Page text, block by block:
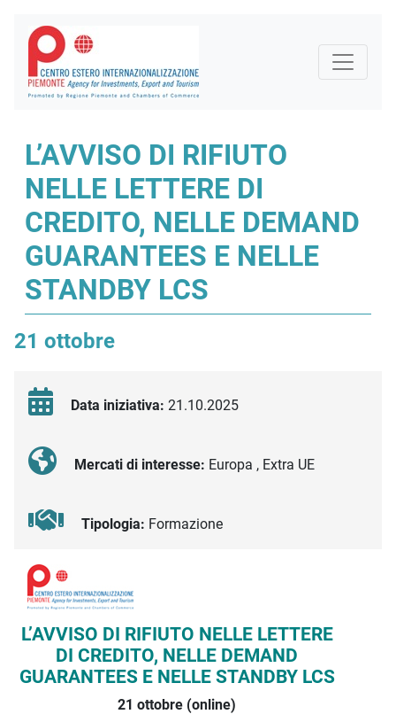
L’AVVISO DI RIFIUTO
NELLE LETTERE DI
CREDITO, NELLE DEMAND
GUARANTEES E NELLE
STANDBY LCS
21 ottobre
Data iniziativa: 21.10.2025
Mercati di interesse: Europa , Extra UE
Tipologia: Formazione
Descrizione iniziativa
L’AVVISO DI RIFIUTO NELLE LETTERE
DI CREDITO, NELLE DEMAND
GUARANTEES E NELLE STANDBY LCS
21 ottobre (online)